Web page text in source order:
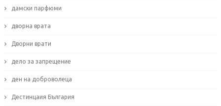
дамски парфюми
дворна врата
Дворни врати
дело за запрещение
ден на доброволеца
Дестинцаия България